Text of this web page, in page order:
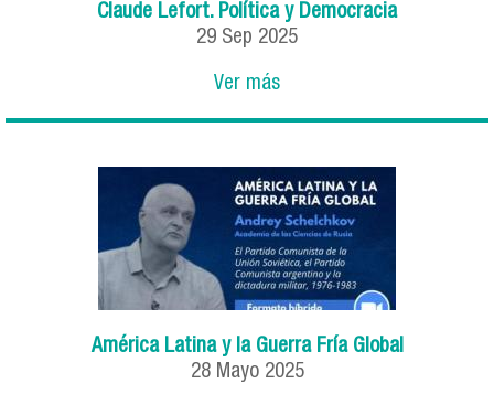
Claude Lefort. Política y Democracia
29 Sep 2025
Ver más
América Latina y la Guerra Fría Global
28 Mayo 2025